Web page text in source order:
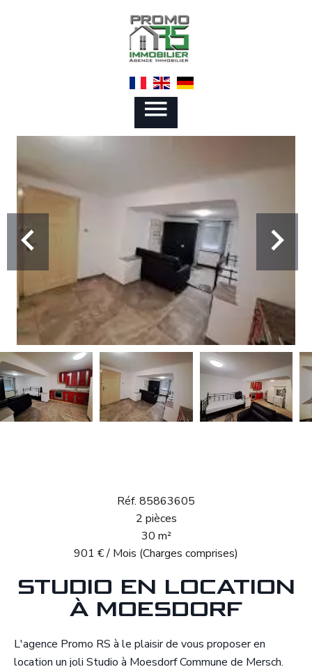
Réf. 85863605
2 pièces
30 m²
901 € / Mois (Charges comprises)
STUDIO EN LOCATION
À MOESDORF
L'agence Promo RS à le plaisir de vous proposer en
location un joli Studio à Moesdorf Commune de Mersch.